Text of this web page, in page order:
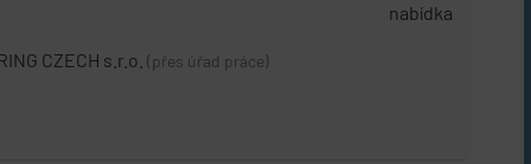
nabídka
CZECH s.r.o. (přes úřad práce)